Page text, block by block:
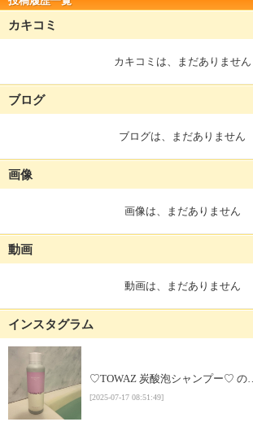
カキコミ
カキコミは、まだありません
ブログ
ブログは、まだありません
画像
画像は、まだありません
動画
動画は、まだありません
インスタグラム
♡TOWAZ 炭酸泡シャンプー♡ の…
[2025-07-17 08:51:49]